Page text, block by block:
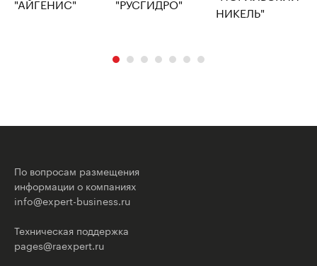
По вопросам размещения
информации о компаниях
info@expert-business.ru
Техническая поддержка
pages@raexpert.ru